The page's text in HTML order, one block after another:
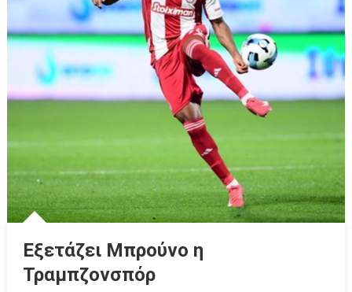
Εξετάζει Μπρούνο η
Τραμπζονσπόρ